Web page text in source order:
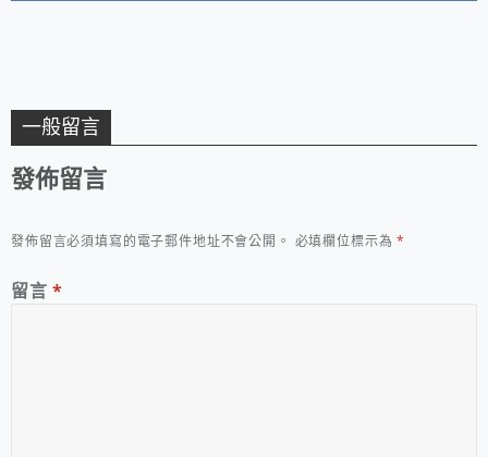
一般留言
發佈留言
發佈留言必須填寫的電子郵件地址不會公開。 必填欄位標示為*
留言 *